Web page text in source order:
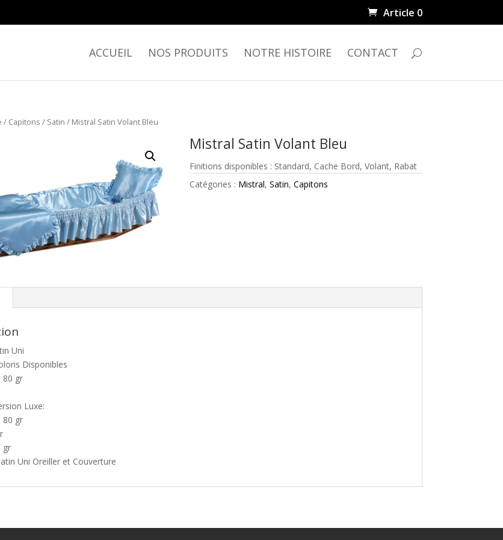
Article 0
ACCUEIL NOS PRODUITS NOTRE HISTOIRE CONTACT
/ Capitons / Satin / Mistral Satin Volant Bleu
Mistral Satin Volant Bleu
Finitions disponibles : Standard, Cache Bord, Volant, Rabat
Catégories : Mistral, Satin, Capitons
Uni
Disponibles
80 gr
Luxe:
80 gr
gr
Uni Oreiller et Couverture